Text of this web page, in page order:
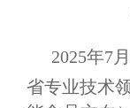
2025年7
省专业技术